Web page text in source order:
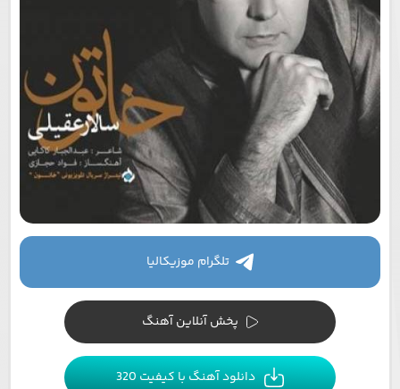
تلگرام موزیکالیا
پخش آنلاین آهنگ
دانلود آهنگ با کیفیت 320